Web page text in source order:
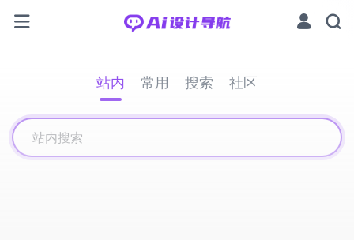
站内 常用 搜索 社区